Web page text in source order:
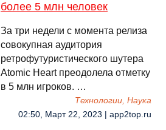
более 5 млн человек
За три недели с момента релиза
совокупная аудитория
ретрофутуристического шутера
Atomic Heart преодолела отметку
в 5 млн игроков. …
Технологии, Наука
02:50, Март 22, 2023 | app2top.ru